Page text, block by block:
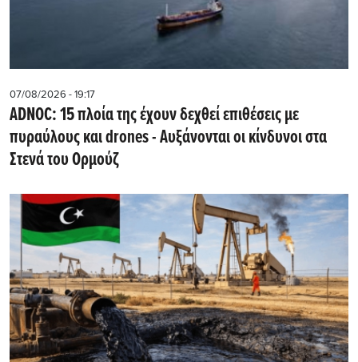
07/08/2026 - 19:17
ADNOC: 15 πλοία της έχουν δεχθεί επιθέσεις με
πυραύλους και drones - Aυξάνονται οι κίνδυνοι στα
Στενά του Ορμούζ